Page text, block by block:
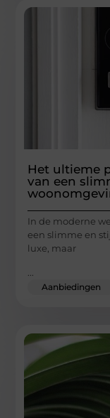
Het ultieme
van een
In de moderne
een slimme en
luxe, maar
Aanbiedingen